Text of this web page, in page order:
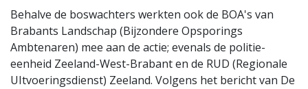
Behalve de boswachters werkten ook de BOA's van
Brabants Landschap (Bijzondere Opsporings
Ambtenaren) mee aan de actie; evenals de politie-
eenheid Zeeland-West-Brabant en de RUD (Regionale
UItvoeringsdienst) Zeeland. Volgens het bericht van De